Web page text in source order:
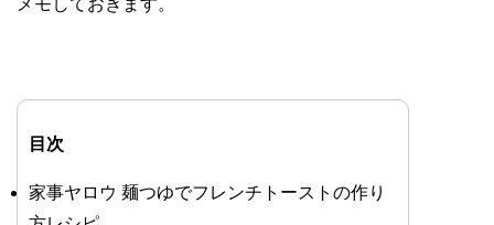
メモしておきます。
目次
家事ヤロウ 麺つゆでフレンチトーストの作り